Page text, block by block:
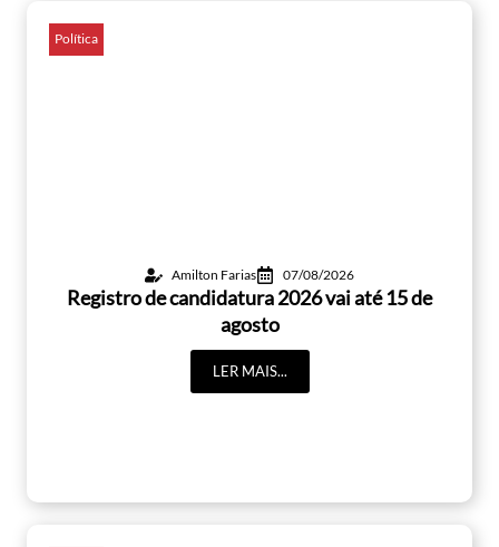
Política
Amilton Farias 07/08/2026
Registro de candidatura 2026 vai até 15 de
agosto
LER MAIS...